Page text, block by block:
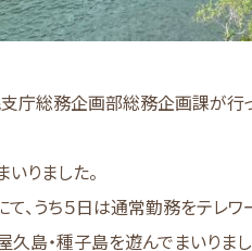
庁総務企画部総務企画課が行
りました。
、うち５日は通常勤務をテレワ
島・種子島を遊んでまいりまし